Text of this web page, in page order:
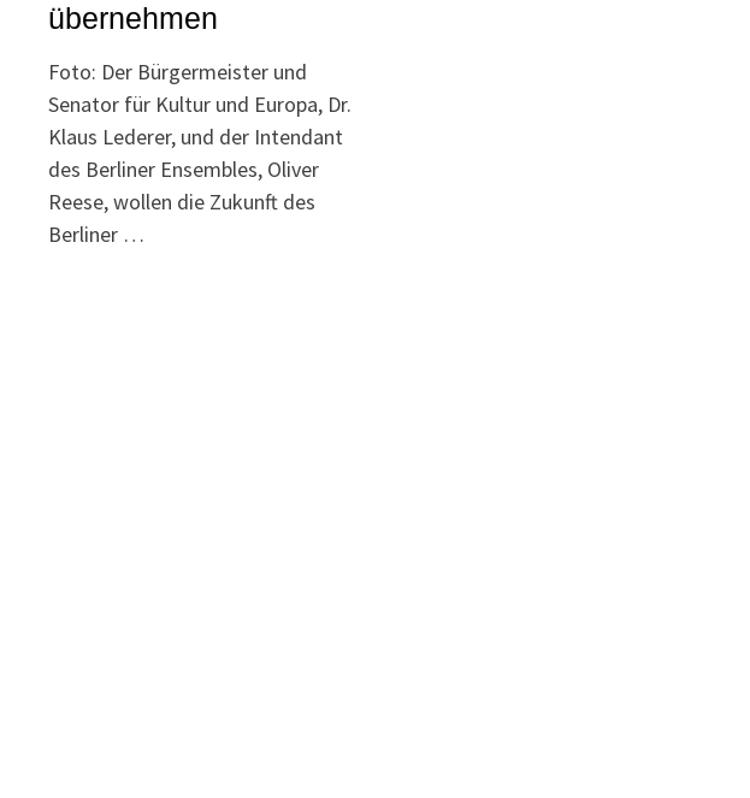
übernehmen
Foto: Der Bürgermeister und
Senator für Kultur und Europa, Dr.
Klaus Lederer, und der Intendant
des Berliner Ensembles, Oliver
Reese, wollen die Zukunft des
Berliner …